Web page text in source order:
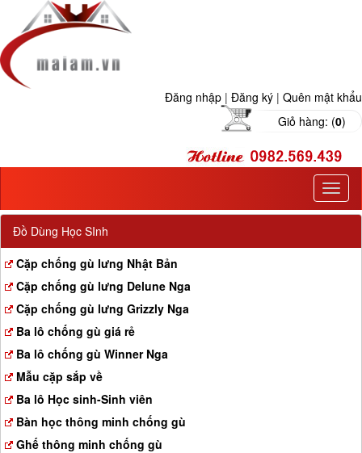
Đăng nhập | Đăng ký | Quên mật khẩu
Giỏ hàng: (0)
T
o
Đồ Dùng Học SInh
Cặp chống gù lưng Nhật Bản
Cặp chống gù lưng Delune Nga
Cặp chống gù lưng Grizzly Nga
Ba lô chống gù giá rẻ
Ba lô chống gù Winner Nga
Mẫu cặp sắp về
Ba lô Học sinh-Sinh viên
Bàn học thông minh chống gù
Ghế thông minh chống gù